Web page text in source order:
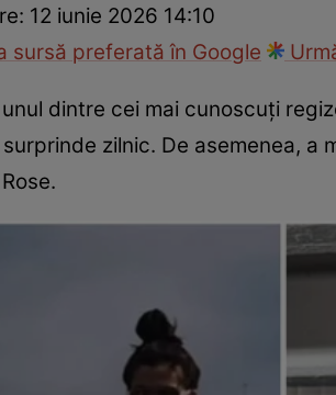
12 iunie 2026 14:10
sursă preferată în Google
dintre cei mai cunoscuți
zilnic. De asemenea, a